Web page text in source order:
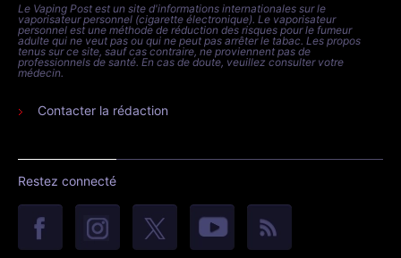
Le Vaping Post est un site d'informations internationales sur le
vaporisateur personnel (cigarette électronique). Le vaporisateur
personnel est une méthode de réduction des risques pour le fumeur
adulte qui ne veut pas ou qui ne peut pas arrêter le tabac. Les propos
tenus sur ce site, sauf cas contraire, ne proviennent pas de
professionnels de santé. En cas de doute, veuillez consulter votre
médecin.
Contacter la rédaction
Restez connecté